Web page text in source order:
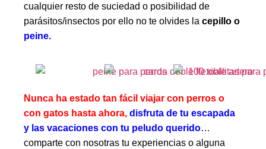
cualquier resto de suciedad o posibilidad de
parásitos/insectos por ello no te olvides la cepillo o
peine.
Nunca ha estado tan fácil viajar con perros o
con gatos hasta ahora, disfruta de tu escapada
y las vacaciones con tu peludo querido…
comparte con nosotras tu experiencias o alguna